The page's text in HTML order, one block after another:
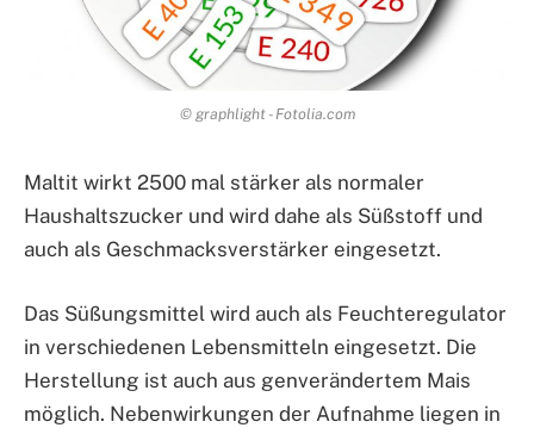
© graphlight - Fotolia.com
Maltit wirkt 2500 mal stärker als normaler
Haushaltszucker und wird dahe als Süßstoff und
auch als Geschmacksverstärker eingesetzt.
Das Süßungsmittel wird auch als Feuchteregulator
in verschiedenen Lebensmitteln eingesetzt. Die
Herstellung ist auch aus genverändertem Mais
möglich. Nebenwirkungen der Aufnahme liegen in